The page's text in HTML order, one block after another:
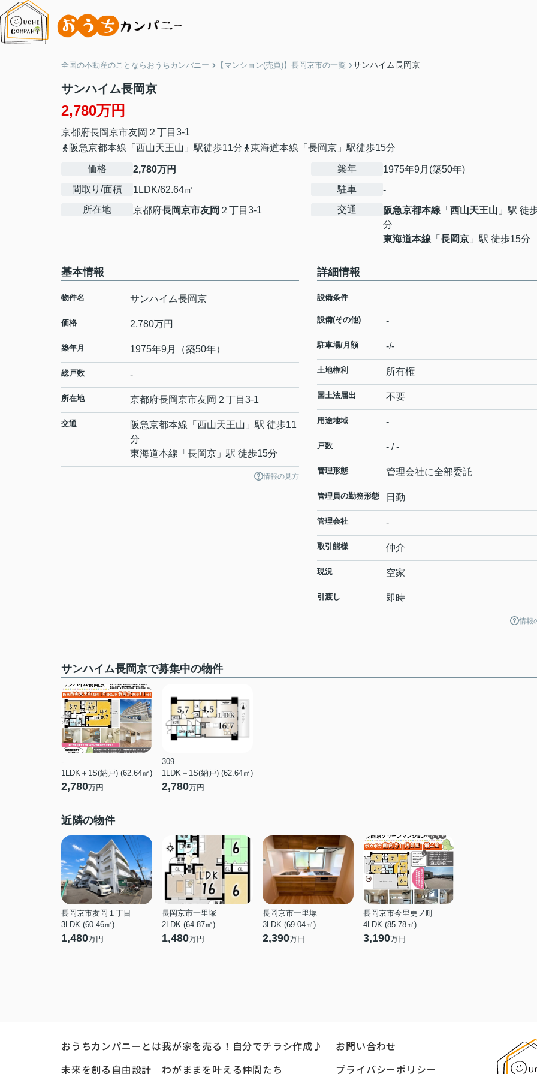
全国の不動産のことならおうちカンパニー 【マンション(売買)】長岡京市の一覧 サンハイム長岡京
サンハイム長岡京
2,780万円
京都府長岡京市友岡 ２丁目3-1
阪急京都本線「西山天王山」駅徒歩11分
東海道本線「長岡京」駅徒歩15分
価格
2,780万円
間取り/面積
1LDK/62.64㎡
所在地
京都府長岡京市友岡 ２丁目3-1
築年
1975年9月(築50年)
駐車
-
交通
阪急京都本線 「 西山天王山 」駅 徒
分
東海道本線 「 長岡京 」駅 徒歩15分
基本情報
物件名 サンハイム長岡京
価格 2,780万円
築年月 1975年9月（築50年）
総戸数 -
所在地 京都府長岡京市友岡 ２丁目3-1
交通 阪急京都本線 「 西山天王山 」駅 徒歩11
分
東海道本線 「 長岡京 」駅 徒歩15分
情報の見方
詳細情報
設備条件
設備(その他) -
駐車場/月額 -/-
土地権利 所有権
国土法届出 不要
用途地域 -
戸数 - / -
管理形態 管理会社に全部委託
管理員の勤務形態 日勤
管理会社 -
取引態様 仲介
現況 空家
引渡し 即時
情報
サンハイム長岡京で募集中の物件
-
1LDK＋1S(納戸) (62.64㎡)
2,780万円
309
1LDK＋1S(納戸) (62.64㎡)
2,780万円
近隣の物件
長岡京市友岡１丁目
3LDK (60.46㎡)
1,480万円
長岡京市一里塚
2LDK (64.87㎡)
1,480万円
長岡京市一里塚
3LDK (69.04㎡)
2,390万円
長岡京市今里更ノ町
4LDK (85.78㎡)
3,190万円
おうちカンパニーとは
未来を創る自由設計
我が家を売る！自分でチラシ作成♪
わがままを叶える仲間たち
お問い合わせ
プライバシーポリシー